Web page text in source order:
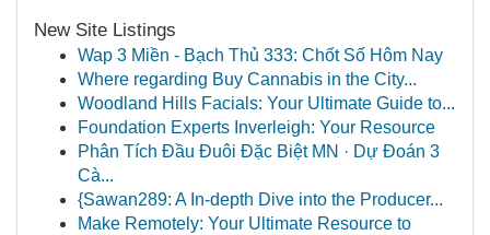
New Site Listings
Wap 3 Miền - Bạch Thủ 333: Chốt Số Hôm Nay
Where regarding Buy Cannabis in the City...
Woodland Hills Facials: Your Ultimate Guide to...
Foundation Experts Inverleigh: Your Resource
Phân Tích Đầu Đuôi Đặc Biệt MN · Dự Đoán 3
Cà...
{Sawan289: A In-depth Dive into the Producer...
Make Remotely: Your Ultimate Resource to